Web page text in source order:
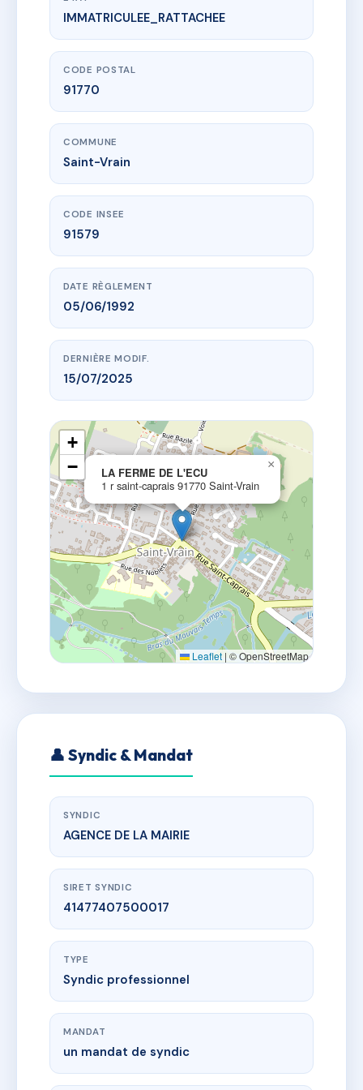
www.vme.plus/AE1982347
LA FERME DE L'ECU
1 r saint-caprais
IMMATRICULEE_RATTACHEE
CODE POSTAL
91770
COMMUNE
Saint-Vrain
CODE INSEE
91579
DATE RÈGLEMENT
05/06/1992
DERNIÈRE MODIF.
15/07/2025
LA FERME DE L'ECU
1 r saint-caprais 91770 Saint-Vrain
×
+
−
Leaflet | © OpenStreetMap
👤 Syndic & Mandat
SYNDIC
AGENCE DE LA MAIRIE
SIRET SYNDIC
41477407500017
TYPE
Syndic professionnel
MANDAT
un mandat de syndic